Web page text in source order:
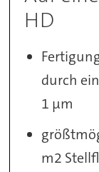
HD
durch
1 µm
m2